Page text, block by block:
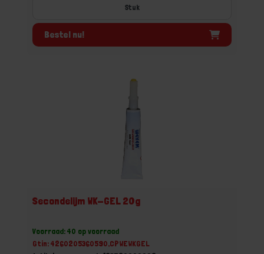
Stuk
Bestel nu!
Secondelijm WK-GEL 20g
Voorraad: 40 op voorraad
Gtin: 4260205360590,CPWEWKGEL